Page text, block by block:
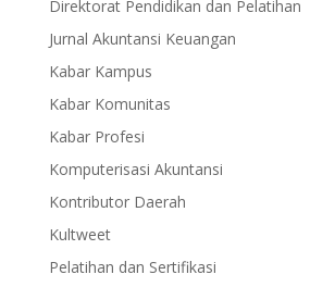
Direktorat Pendidikan dan Pelatihan
Jurnal Akuntansi Keuangan
Kabar Kampus
Kabar Komunitas
Kabar Profesi
Komputerisasi Akuntansi
Kontributor Daerah
Kultweet
Pelatihan dan Sertifikasi